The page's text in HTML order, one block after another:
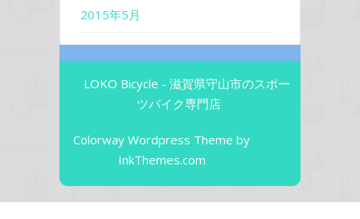
2015年5月
LOKO Bicycle - 滋賀県守山市のスポー
ツバイク専門店
Colorway Wordpress Theme by
InkThemes.com